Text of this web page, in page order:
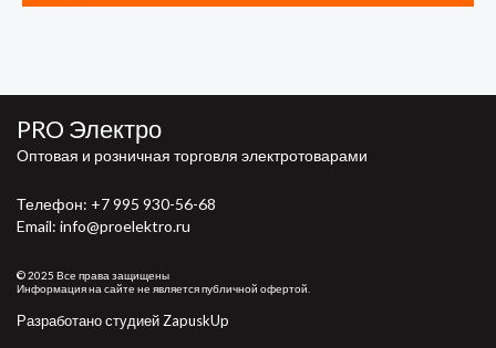
PRO Электро
Оптовая и розничная торговля электротоварами
Телефон: +7 995 930-56-68
Email: info@proelektro.ru
© 2025 Все права защищены
Информация на сайте не является публичной офертой.
Разработано студией ZapuskUp